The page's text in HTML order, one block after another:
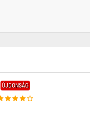
ÚJDONSÁG